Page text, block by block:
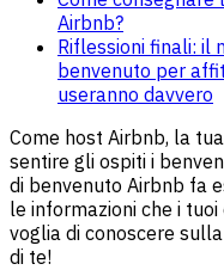
Airbnb?
Riflessioni finali: il
benvenuto per
useranno davvero
Come host Airbnb, la
sentire gli ospiti i
di benvenuto Airbnb fa
le informazioni che i
voglia di conoscere
di te!